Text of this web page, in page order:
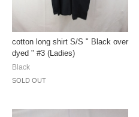
cotton long shirt S/S " Black over
dyed " #3 (Ladies)
SOLD OUT
Black